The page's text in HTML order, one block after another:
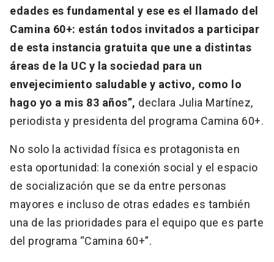
edades es fundamental y ese es el llamado del
Camina 60+: están todos invitados a participar
de esta instancia gratuita que une a distintas
áreas de la UC y la sociedad para un
envejecimiento saludable y activo, como lo
hago yo a mis 83 años”, declara Julia Martínez,
periodista y presidenta del programa Camina 60+.
No solo la actividad física es protagonista en
esta oportunidad: la conexión social y el espacio
de socialización que se da entre personas
mayores e incluso de otras edades es también
una de las prioridades para el equipo que es parte
del programa “Camina 60+”.